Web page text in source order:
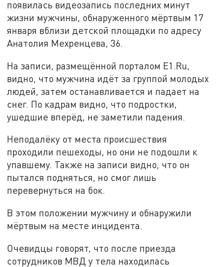
появилась видеозапись последних минут
жизни мужчины, обнаруженного мёртвым 17
января вблизи детской площадки по адресу
Анатолия Мехренцева, 36.
На записи, размещённой порталом E1.Ru,
видно, что мужчина идёт за группой молодых
людей, затем останавливается и падает на
снег. По кадрам видно, что подростки,
ушедшие вперёд, не заметили падения.
Неподалёку от места происшествия
проходили пешеходы, но они не подошли к
упавшему. Также на записи видно, что он
пытался подняться, но смог лишь
перевернуться на бок.
В этом положении мужчину и обнаружили
мёртвым на месте инцидента.
Очевидцы говорят, что после приезда
сотрудников МВД у тела находилась